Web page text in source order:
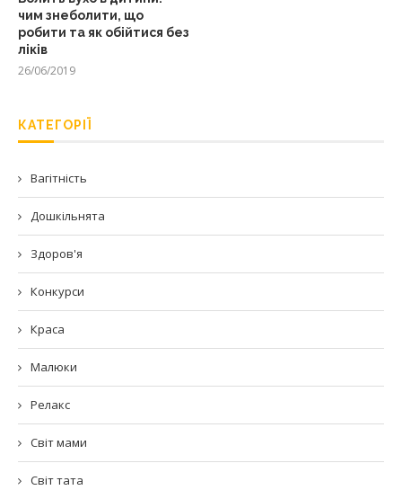
чим знеболити, що
робити та як обійтися без
ліків
26/06/2019
КАТЕГОРІЇ
Вагітність
Дошкільнята
Здоров'я
Конкурси
Краса
Малюки
Релакс
Світ мами
Світ тата